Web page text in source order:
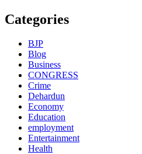
Categories
BJP
Blog
Business
CONGRESS
Crime
Dehardun
Economy
Education
employment
Entertainment
Health